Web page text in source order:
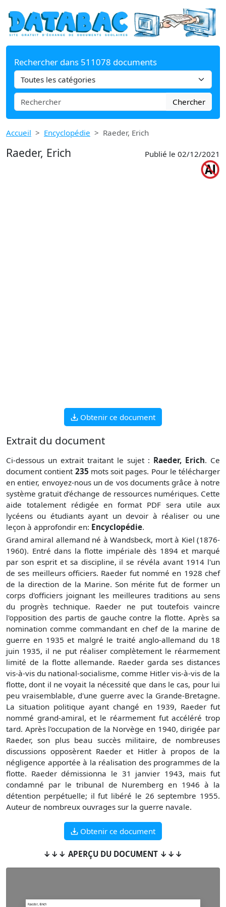
Rechercher dans 511078 documents
Chercher
Accueil Encyclopédie Raeder, Erich
Raeder, Erich Publié le 02/12/2021
Obtenir ce document
Extrait du document
Ci-dessous un extrait traitant le sujet : Raeder, Erich. Ce
document contient 235 mots soit pages. Pour le télécharger
en entier, envoyez-nous un de vos documents grâce à notre
système gratuitd’échange de ressources numériques. Cette
aide totalement rédigée en format PDF sera utile aux
lycéens ou étudiants ayant un devoir à réaliser ou une
leçon à approfondir en: Encyclopédie.
Grand amiral allemand né à Wandsbeck, mort à Kiel (1876-
1960). Entré dans la flotte impériale dès 1894 et marqué
par son esprit et sa discipline, il se révéla avant 1914 l'un
de ses meilleurs officiers. Raeder fut nommé en 1928 chef
de la direction de la Marine. Son mérite fut de former un
corps d'officiers joignant les meilleures traditions au sens
du progrès technique. Raeder ne put toutefois vaincre
l'opposition des partis de gauche contre la flotte. Après sa
nomination comme commandant en chef de la marine de
guerre en 1935 et malgré le traité anglo-allemand du 18
juin 1935, il ne put réaliser complètement le réarmement
limité de la flotte allemande. Raeder garda ses distances
vis-à-vis du national-socialisme, comme Hitler vis-à-vis de la
flotte, dont il ne voyait la nécessité que dans le cas, pour lui
peu vraisemblable, d'une guerre avec la Grande-Bretagne.
La situation politique ayant changé en 1939, Raeder fut
nommé grand-amiral, et le réarmement fut accéléré trop
tard. Après l'occupation de la Norvège en 1940, dirigée par
Raeder, son plus beau succès militaire, de nombreuses
discussions opposèrent Raeder et Hitler à propos de la
négligence apportée à la réalisation des programmes de la
flotte. Raeder démissionna le 31 janvier 1943, mais fut
condamné par le tribunal de Nuremberg en 1946 à la
détention perpétuelle; il fut libéré le 26 septembre 1955.
Auteur de nombreux ouvrages sur la guerre navale.
Obtenir ce document
↓↓↓ APERÇU DU DOCUMENT ↓↓↓